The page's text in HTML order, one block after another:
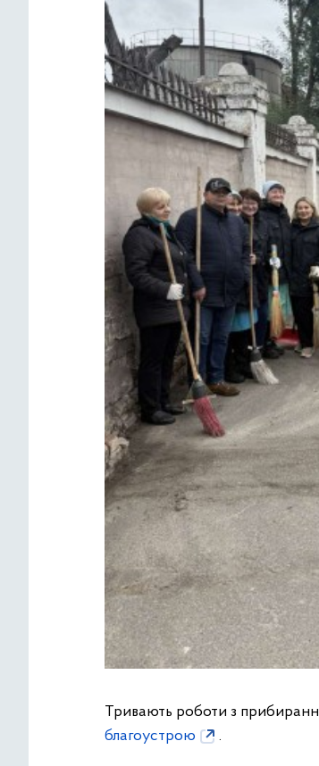
Тривають роботи з
благоустрою
.